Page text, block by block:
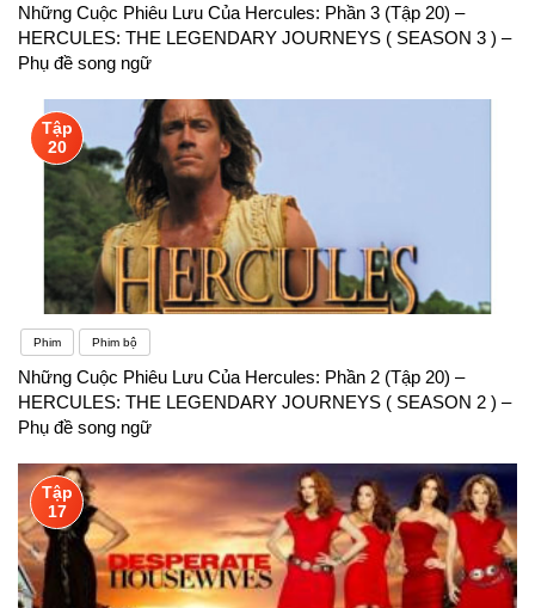
Những Cuộc Phiêu Lưu Của Hercules: Phần 3 (Tập 20) –
HERCULES: THE LEGENDARY JOURNEYS ( SEASON 3 ) –
Phụ đề song ngữ
Tập
20
Phim Phim bộ
Những Cuộc Phiêu Lưu Của Hercules: Phần 2 (Tập 20) –
HERCULES: THE LEGENDARY JOURNEYS ( SEASON 2 ) –
Phụ đề song ngữ
Tập
17